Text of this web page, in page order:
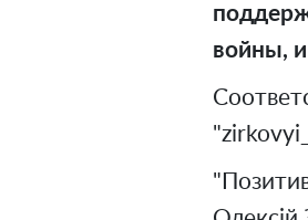
войны, и